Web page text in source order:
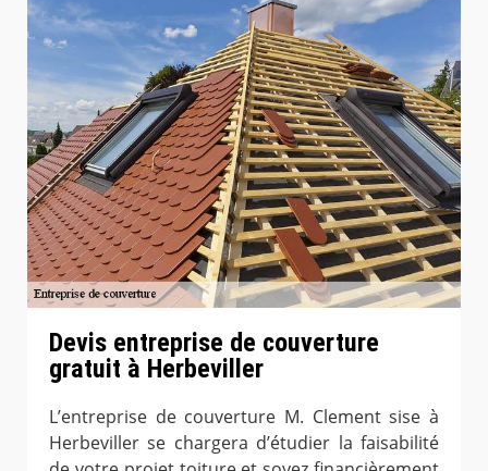
Devis entreprise de couverture
gratuit à Herbeviller
L’entreprise de couverture M. Clement sise à
Herbeviller se chargera d’étudier la faisabilité